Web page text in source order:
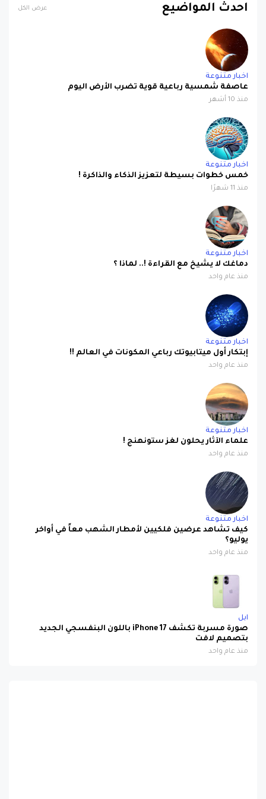
اخبار متنوعة
عاصفة شمسية رباعية قوية تضرب الأرض اليوم
منذ 10 أشهر
اخبار متنوعة
خمس خطوات بسيطة لتعزيز الذكاء والذاكرة !
منذ 11 شهرًا
اخبار متنوعة
دماغك لا يشيخ مع القراءة !.. لماذا ؟
منذ عام واحد
اخبار متنوعة
إبتكار أول ميتابيوتك رباعي المكونات في العالم !!
منذ عام واحد
اخبار متنوعة
علماء الآثار يحلون لغز ستونهنج !
منذ عام واحد
اخبار متنوعة
كيف تشاهد عرضين فلكيين لأمطار الشهب معاً في أواخر
يوليو؟
منذ عام واحد
بتصميم لافت
منذ عام واحد